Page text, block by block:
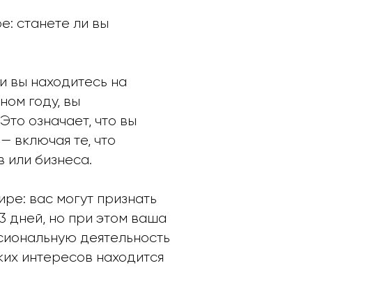
станете ли вы
вы находитесь на
году, вы
означает, что вы
включая те, что
или бизнеса.
вас могут признать
дней, но при этом ваша
деятельность
интересов находится